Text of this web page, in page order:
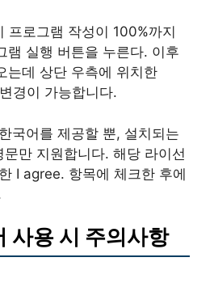
프로그램 작성이 100%까지
램 실행 버튼을 누른다. 이후
는데 상단 우측에 위치한
경이 가능합니다.
국어를 제공할 뿐, 설치되는
만 지원합니다. 해당 라이선
I agree. 항목에 체크한 후에
사용 시 주의사항